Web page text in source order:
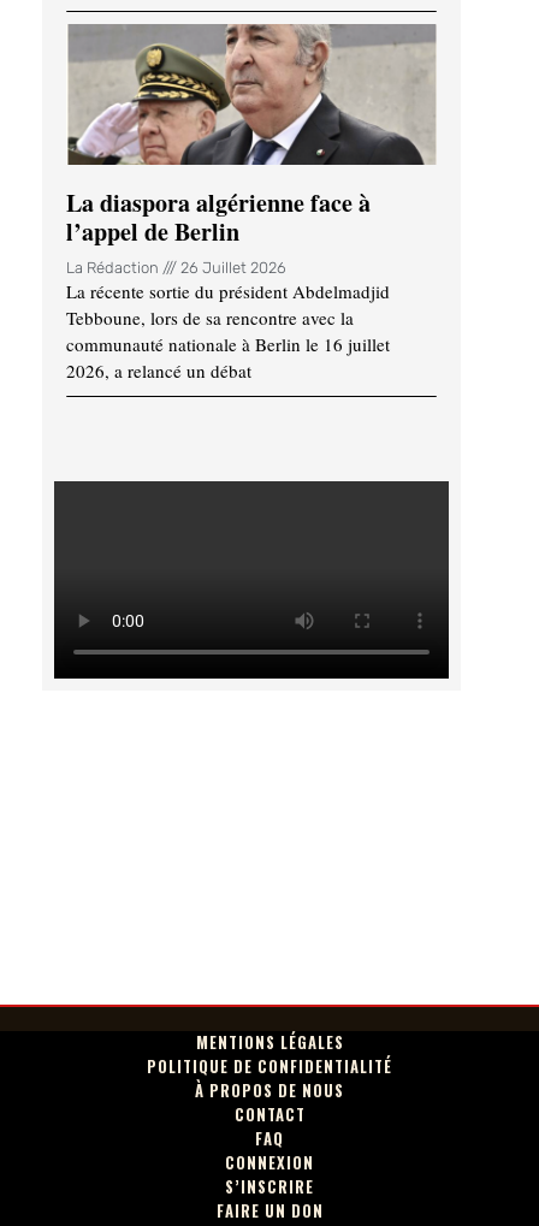
La diaspora algérienne face à
l’appel de Berlin
La Rédaction 26 Juillet 2026
La récente sortie du président Abdelmadjid
Tebboune, lors de sa rencontre avec la
communauté nationale à Berlin le 16 juillet
2026, a relancé un débat
MENTIONS LÉGALES
POLITIQUE DE CONFIDENTIALITÉ
À PROPOS DE NOUS
CONTACT
FAQ
CONNEXION
S’INSCRIRE
FAIRE UN DON